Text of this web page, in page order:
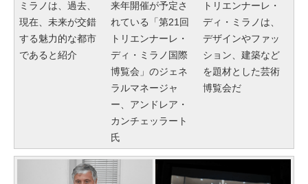
ミラノは、過去、
現在、未来が交錯
する魅力的な都市
であると紹介
来年開催が予定さ
れている「第21回
トリエンナーレ・
ディ・ミラノ国際
博覧会」のジェネ
ラルマネージャ
ー、アンドレア・
カンチェッラート
氏
トリエンナーレ・
ディ・ミラノは、
デザインやファッ
ション、建築など
を題材とした芸術
博覧会だ